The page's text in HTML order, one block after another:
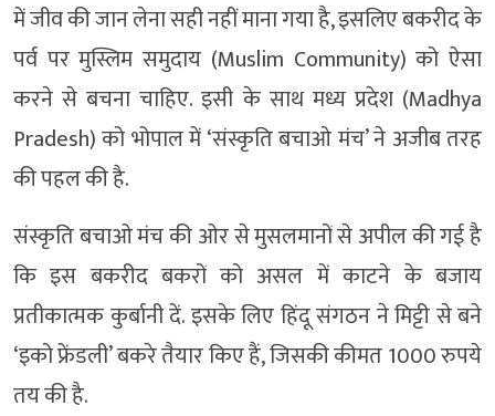
में जीव की जान लेना सही नहीं माना गया है, इसलिए बकरीद के
पर्व पर मुस्लिम समुदाय (Muslim Community) को ऐसा
करने से बचना चाहिए. इसी के साथ मध्य प्रदेश (Madhya
Pradesh) को भोपाल में ‘संस्कृति बचाओ मंच’ ने अजीब तरह
की पहल की है.
संस्कृति बचाओ मंच की ओर से मुसलमानों से अपील की गई है
कि इस बकरीद बकरों को असल में काटने के बजाय
प्रतीकात्मक कुर्बानी दें. इसके लिए हिंदू संगठन ने मिट्टी से बने
‘इको फ्रेंडली’ बकरे तैयार किए हैं, जिसकी कीमत 1000 रुपये
तय की है.